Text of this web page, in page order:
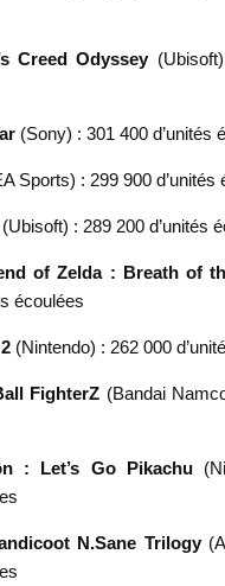
Creed Odyssey
(Sony) : 301 400 d’unités
Sports) : 299 900 d’unités
(Ubisoft) : 289 200 d’unités
of Zelda : Breath of
écoulées
(Nintendo) : 262 000
FighterZ (Bandai
: Let’s Go Pikachu
N.Sane Trilogy